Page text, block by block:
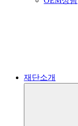
재단소개